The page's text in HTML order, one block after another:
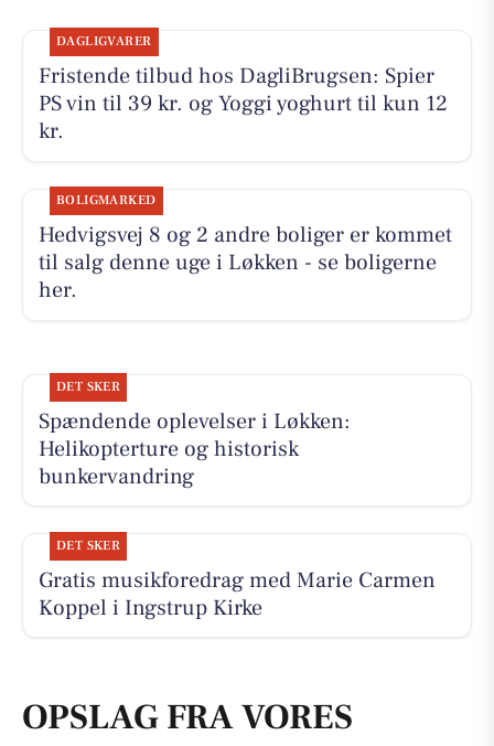
DAGLIGVARER
Fristende tilbud hos DagliBrugsen: Spier
PS vin til 39 kr. og Yoggi yoghurt til kun 12
kr.
BOLIGMARKED
Hedvigsvej 8 og 2 andre boliger er kommet
til salg denne uge i Løkken - se boligerne
her.
DET SKER
Spændende oplevelser i Løkken:
Helikopterture og historisk
bunkervandring
DET SKER
Gratis musikforedrag med Marie Carmen
Koppel i Ingstrup Kirke
OPSLAG FRA VORES